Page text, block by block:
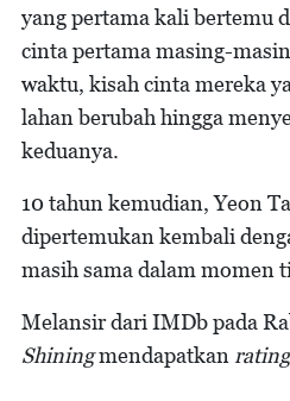
yang pertama kali bertemu
cinta pertama masing-
waktu, kisah cinta mereka
lahan berubah hingga
keduanya.
10 tahun kemudian, Yeon
dipertemukan kembali
masih sama dalam momen
Melansir dari IMDb pada
Shiningmendapatkan rating